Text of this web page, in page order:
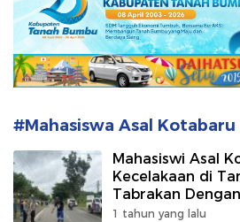
#Mahasiswa Asal Kotabaru
Mahasiswi Asal
Kecelakaan di
Tabrakan
1 tahun yang lalu